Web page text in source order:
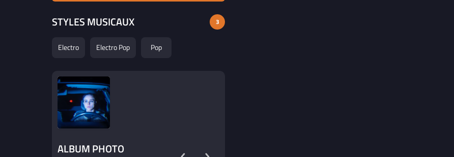
STYLES MUSICAUX 3
Electro Electro Pop Pop
ALBUM PHOTO